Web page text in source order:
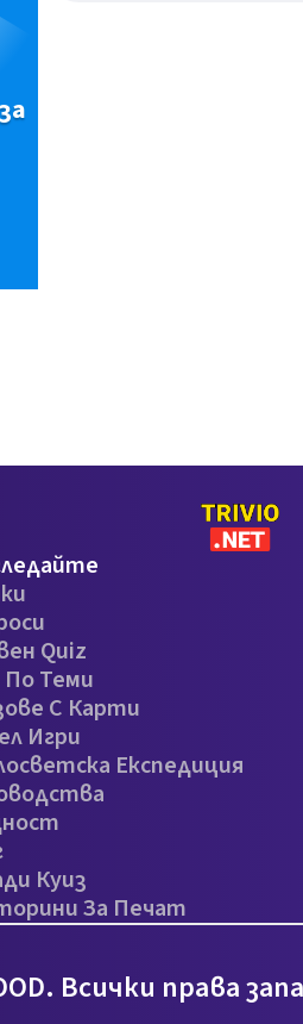
Quiz
По Теми
С Карти
Игри
Експедиция
Куиз
За Печат
Всички права